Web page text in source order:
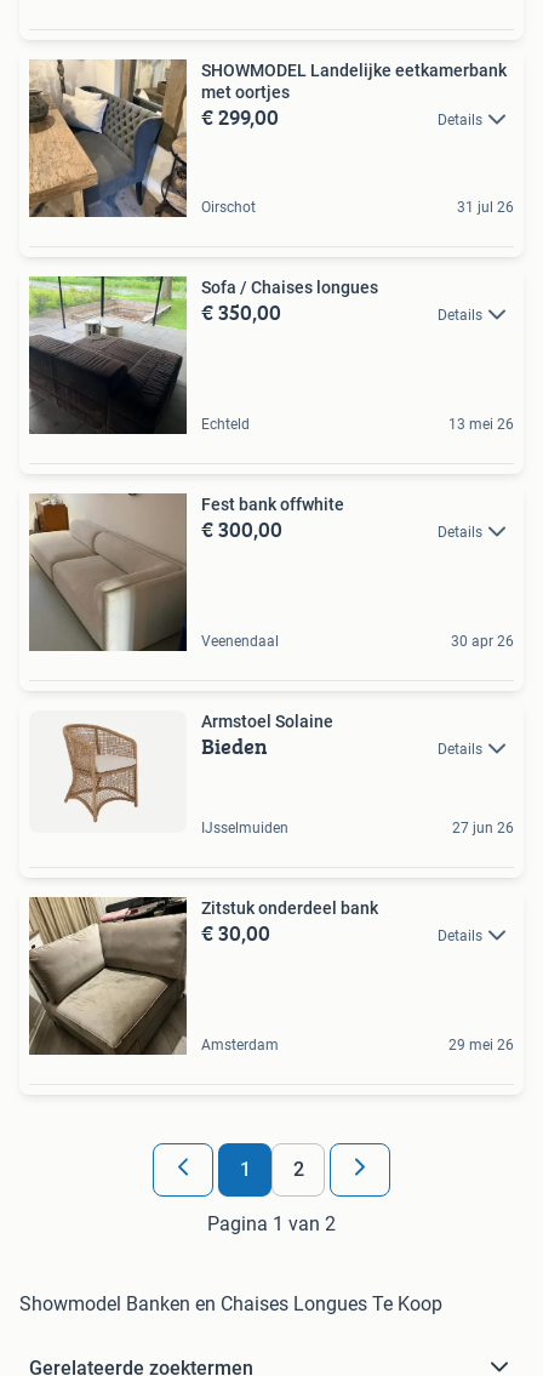
SHOWMODEL Landelijke eetkamerbank
met oortjes
€ 299,00 Details
Oirschot 31 jul 26
Sofa / Chaises longues
€ 350,00 Details
Echteld 13 mei 26
Fest bank offwhite
€ 300,00 Details
Veenendaal 30 apr 26
Armstoel Solaine
Bieden Details
IJsselmuiden 27 jun 26
Zitstuk onderdeel bank
€ 30,00 Details
Amsterdam 29 mei 26
1 2
Pagina 1 van 2
Showmodel Banken en Chaises Longues Te Koop
Gerelateerde zoektermen